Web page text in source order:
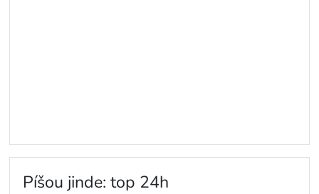
Píšou jinde: top 24h